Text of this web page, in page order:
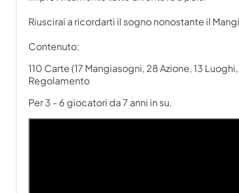
Riuscirai a ricordarti il sogno nonostante il
Contenuto:
110 Carte (17 Mangiasogni, 28 Azione, 13
Regolamento
Per 3 - 6 giocatori da 7 anni in su.